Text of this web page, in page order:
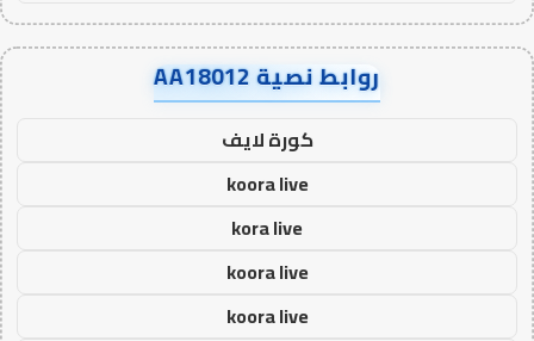
روابط نصية AA18012
كورة لايف
koora live
kora live
koora live
koora live